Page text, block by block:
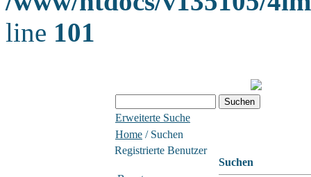
line 101
Erweiterte Suche
Home / Suchen
Registrierte Benutzer
Suchen